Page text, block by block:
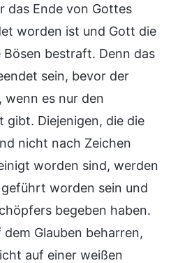
das Ende von Gottes
worden ist und Gott die
bestraft. Denn das
sein, bevor der
wenn es nur den
gibt. Diejenigen, die die
nicht nach Zeichen
worden sind, werden
worden sein und
begeben haben.
Glauben beharren,
auf einer weißen